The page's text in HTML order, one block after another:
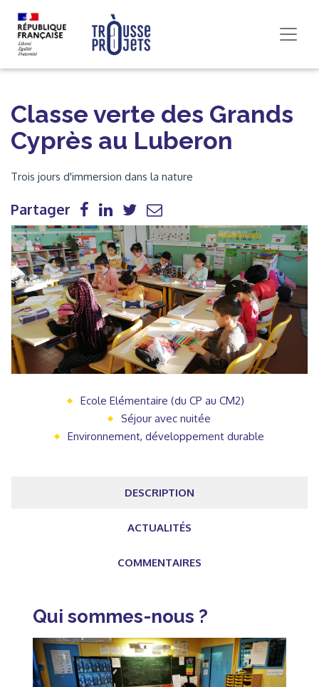
Classe verte des Grands
Cyprès au Luberon
Trois jours d'immersion dans la nature
Partager
Ecole Elémentaire (du CP au CM2)
Séjour avec nuitée
Environnement, développement durable
DESCRIPTION
ACTUALITÉS
COMMENTAIRES
Qui sommes-nous ?